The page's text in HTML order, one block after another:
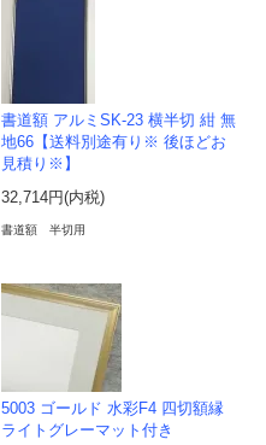
書道額 アルミSK-23 横半切 紺 無
地66【送料別途有り※ 後ほどお
見積り※】
32,714円(内税)
書道額 半切用
5003 ゴールド 水彩F4 四切額縁
ライトグレーマット付き